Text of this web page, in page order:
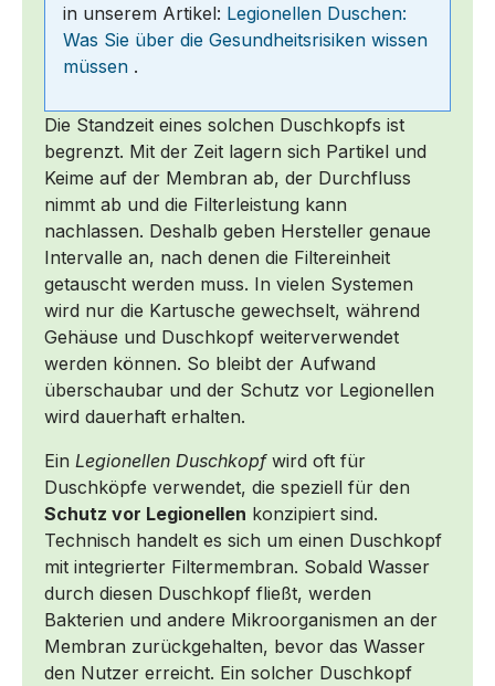
in unserem Artikel: Legionellen Duschen:
Was Sie über die Gesundheitsrisiken wissen
müssen .
Die Standzeit eines solchen Duschkopfs ist
begrenzt. Mit der Zeit lagern sich Partikel und
Keime auf der Membran ab, der Durchfluss
nimmt ab und die Filterleistung kann
nachlassen. Deshalb geben Hersteller genaue
Intervalle an, nach denen die Filtereinheit
getauscht werden muss. In vielen Systemen
wird nur die Kartusche gewechselt, während
Gehäuse und Duschkopf weiterverwendet
werden können. So bleibt der Aufwand
überschaubar und der Schutz vor Legionellen
wird dauerhaft erhalten.
Ein Legionellen Duschkopfwird oft für
Duschköpfe verwendet, die speziell für den
Schutz vor Legionellen konzipiert sind.
Technisch handelt es sich um einen Duschkopf
mit integrierter Filtermembran. Sobald Wasser
durch diesen Duschkopf fließt, werden
Bakterien und andere Mikroorganismen an der
Membran zurückgehalten, bevor das Wasser
den Nutzer erreicht. Ein solcher Duschkopf